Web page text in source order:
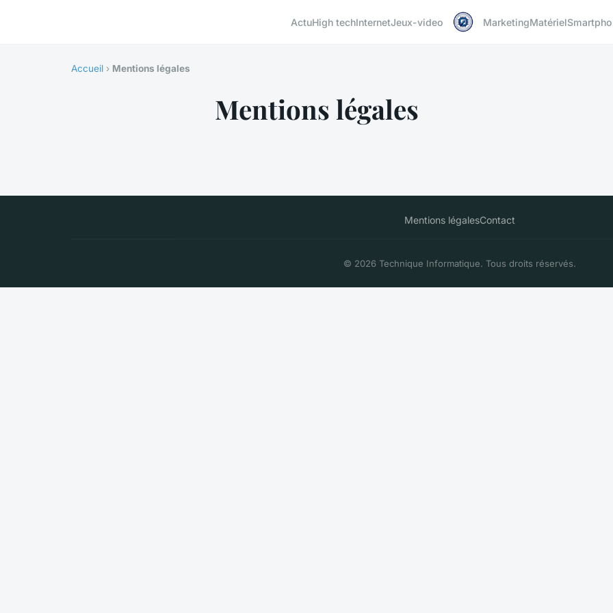
ActuHigh techInternetJeux-video MarketingMatériel
Accueil › Mentions légales
Mentions légales
Mentions légalesContact
© 2026 Technique Informatique. Tous droits réservés.